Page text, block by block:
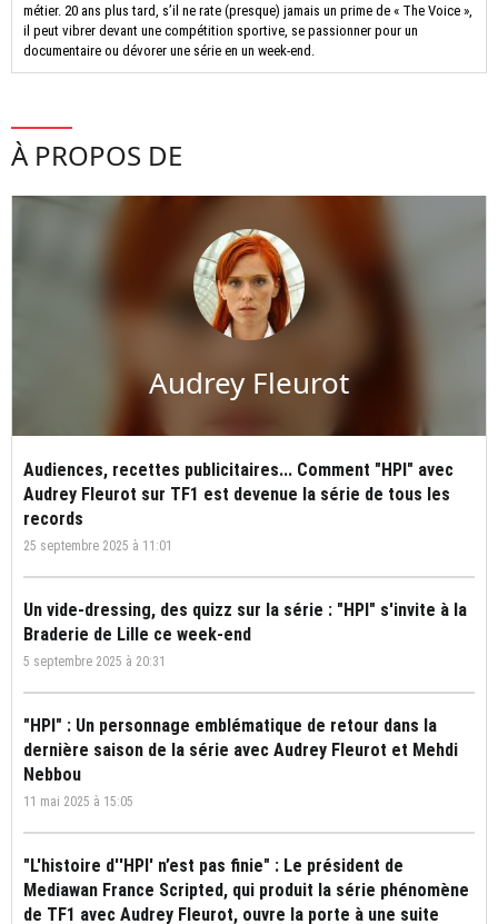
métier. 20 ans plus tard, s’il ne rate (presque) jamais un prime de « The Voice »,
il peut vibrer devant une compétition sportive, se passionner pour un
documentaire ou dévorer une série en un week-end.
À PROPOS DE
Audrey Fleurot
Audiences, recettes publicitaires... Comment "HPI" avec
Audrey Fleurot sur TF1 est devenue la série de tous les
records
25 septembre 2025 à 11:01
Un vide-dressing, des quizz sur la série : "HPI" s'invite à la
Braderie de Lille ce week-end
5 septembre 2025 à 20:31
"HPI" : Un personnage emblématique de retour dans la
dernière saison de la série avec Audrey Fleurot et Mehdi
Nebbou
11 mai 2025 à 15:05
"L'histoire d''HPI' n’est pas finie" : Le président de
Mediawan France Scripted, qui produit la série phénomène
de TF1 avec Audrey Fleurot, ouvre la porte à une suite